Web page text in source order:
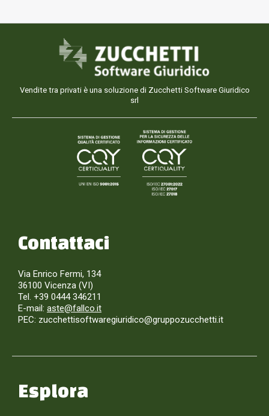
Vendite tra privati è una soluzione di Zucchetti Software Giuridico
srl
Contattaci
Via Enrico Fermi, 134
36100 Vicenza (VI)
Tel. +39 0444 346211
E-mail: aste@fallco.it
PEC: zucchettisoftwaregiuridico@gruppozucchetti.it
Esplora